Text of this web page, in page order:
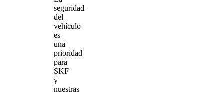
seguridad
del
vehículo
es
una
prioridad
para
SKF
y
nuestras